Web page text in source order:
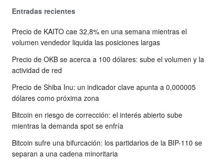
Entradas recientes
Precio de KAITO cae 32,8% en una semana mientras el
volumen vendedor liquida las posiciones largas
Precio de OKB se acerca a 100 dólares: sube el volumen y la
actividad de red
Precio de Shiba Inu: un indicador clave apunta a 0,000005
dólares como próxima zona
Bitcoin en riesgo de corrección: el interés abierto sube
mientras la demanda spot se enfría
Bitcoin sufre una bifurcación: los partidarios de la BIP-110 se
separan a una cadena minoritaria